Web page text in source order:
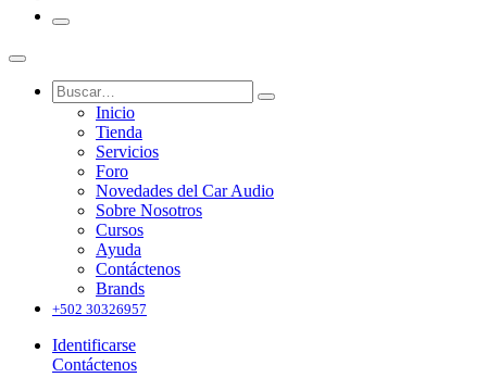
Inicio
Tienda
Servicios
Foro
Novedades del Car Audio
Sobre Nosotros
Cursos
Ayuda
Contáctenos
Brands
+502 30326957
Identificarse
Contáctenos